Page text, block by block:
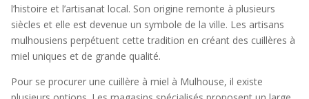
l’histoire et l’artisanat local. Son origine remonte à plusieurs
siècles et elle est devenue un symbole de la ville. Les artisans
mulhousiens perpétuent cette tradition en créant des cuillères à
miel uniques et de grande qualité.
Pour se procurer une cuillère à miel à Mulhouse, il existe